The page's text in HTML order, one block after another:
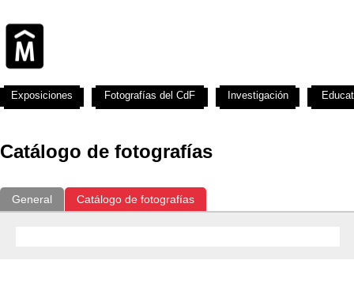
Catálogo de fotografías
General Catálogo de fotografías
Exposiciones Fotografías del CdF Investigación